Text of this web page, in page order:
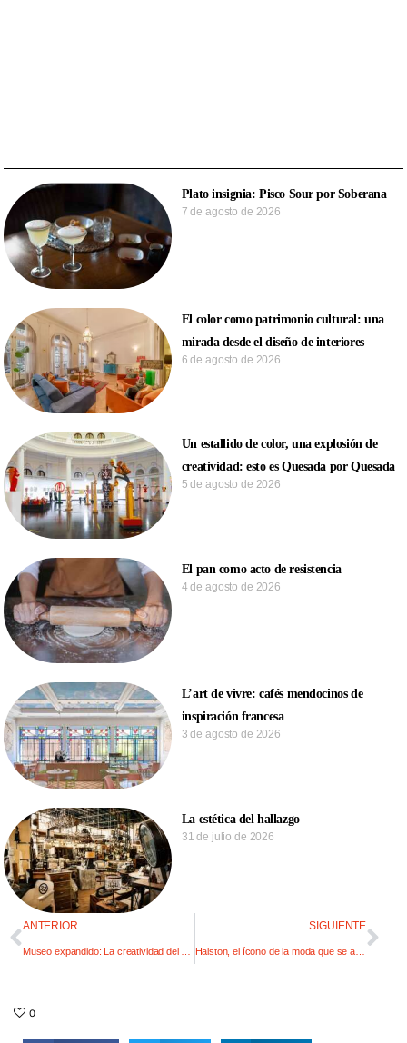
Plato insignia: Pisco Sour por Soberana
7 de agosto de 2026
El color como patrimonio cultural: una
mirada desde el diseño de interiores
6 de agosto de 2026
Un estallido de color, una explosión de
creatividad: esto es Quesada por Quesada
5 de agosto de 2026
El pan como acto de resistencia
4 de agosto de 2026
L’art de vivre: cafés mendocinos de
inspiración francesa
3 de agosto de 2026
La estética del hallazgo
31 de julio de 2026
ANTERIOR SIGUIENTE
Halston, el ícono de la moda que se autodestruyó
0